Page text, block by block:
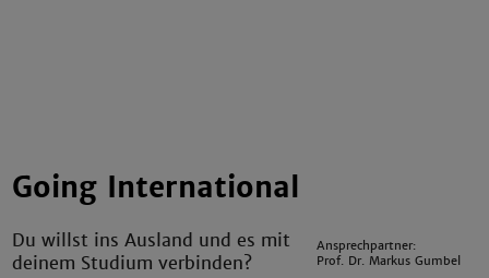
Going International
Ansprechpartner:
Prof. Dr. Markus Gumbel
Du willst ins Ausland und es mit
deinem Studium verbinden?